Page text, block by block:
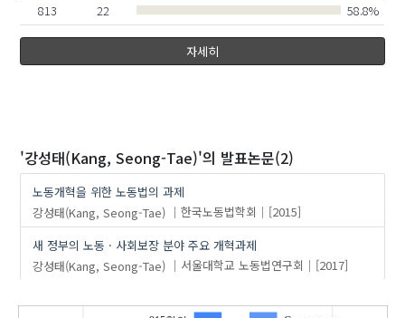
813 22 58.8%
자세히
'강성태(Kang, Seong-Tae)'의 발표논문(2)
노동개혁을 위한 노동법의 과제
강성태(Kang, Seong-Tae)
한국노동법학회
[2015]
새 정부의 노동 · 사회보장 분야 주요 개혁과제
강성태(Kang, Seong-Tae)
서울대학교 노동법연구회 [2017]